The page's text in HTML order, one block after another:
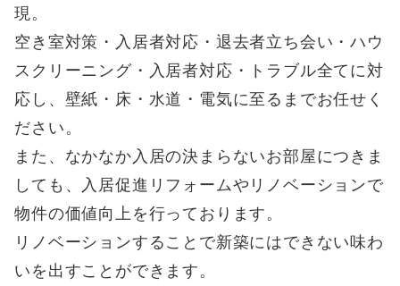
現。
空き室対策・入居者対応・退去者立ち会い・ハウ
スクリーニング・入居者対応・トラブル全てに対
応し、壁紙・床・水道・電気に至るまでお任せく
ださい。
また、なかなか入居の決まらないお部屋につきま
しても、入居促進リフォームやリノベーションで
物件の価値向上を行っております。
リノベーションすることで新築にはできない味わ
いを出すことができます。